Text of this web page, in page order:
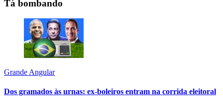
Tá bombando
Grande Angular
Dos gramados às urnas: ex-boleiros entram na corrida eleitoral